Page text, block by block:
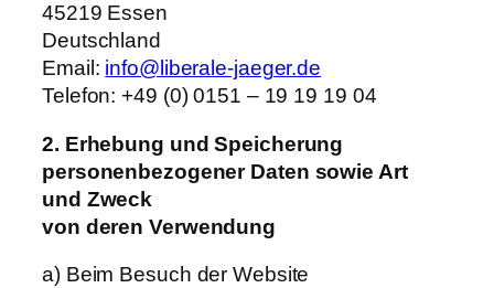
45219 Essen
Deutschland
Email: info@liberale-jaeger.de
Telefon: +49 (0) 0151 – 19 19 19 04
2. Erhebung und Speicherung
personenbezogener Daten sowie Art
und Zweck
von deren Verwendung
a) Beim Besuch der Website